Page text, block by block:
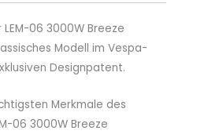
06 3000W Breeze
Modell im Vespa-
Designpatent.
Merkmale des
06 3000W Breeze